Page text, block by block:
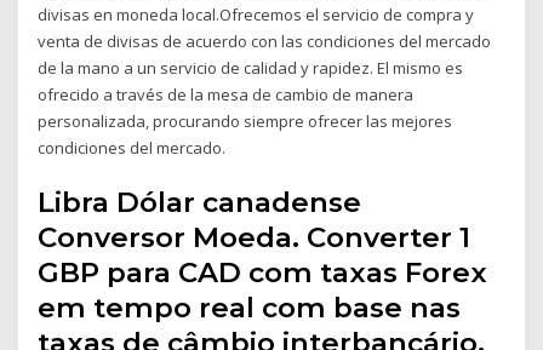
divisas en moneda local.Ofrecemos el servicio de compra y
venta de divisas de acuerdo con las condiciones del mercado
de la mano a un servicio de calidad y rapidez. El mismo es
ofrecido a través de la mesa de cambio de manera
personalizada, procurando siempre ofrecer las mejores
condiciones del mercado.
Libra Dólar canadense
Conversor Moeda. Converter 1
GBP para CAD com taxas Forex
em tempo real com base nas
taxas de câmbio interbancário,